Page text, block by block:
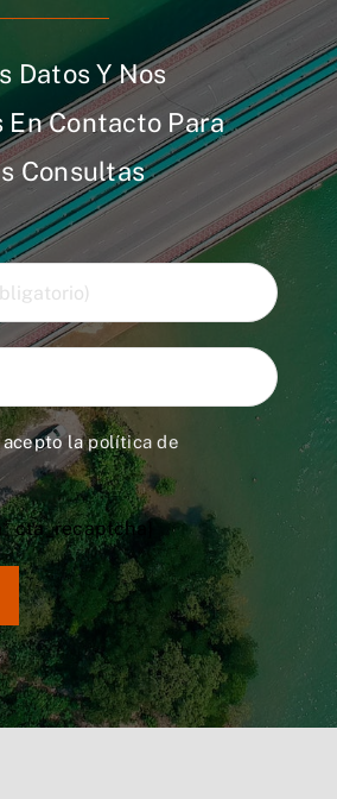
Datos Y Nos
En Contacto Para
Consultas
lapolítica de
cta_recaptcha]